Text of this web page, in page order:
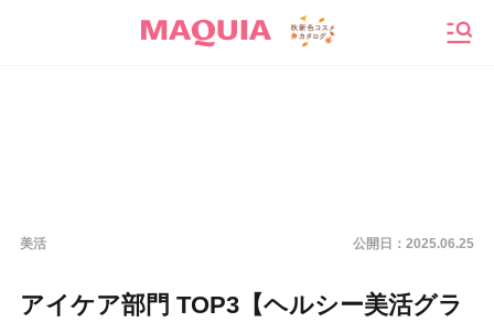
美活 公開日： 2025.06.25
アイケア部門 TOP3【ヘルシー美活グラ